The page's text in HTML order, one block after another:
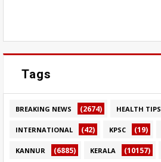
Tags
BREAKING NEWS (2674) HEALTH TIPS
INTERNATIONAL (42) KPSC (19)
KANNUR (6885) KERALA (10157)